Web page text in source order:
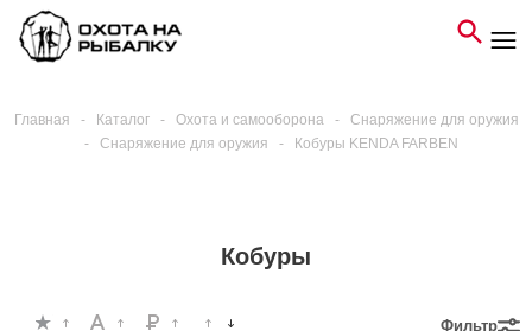
Главная - Каталог - Охота и самооборона -
Снаряжение для оружия
-
Снаряжение для оружия - Кобуры KENDA FARBEN
Кобуры
Фильтр